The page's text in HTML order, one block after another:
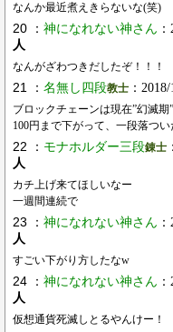
なんか最近煮えきらないな(笑)
20 ： 神になれない神さん
人
なんがざわつきだしたぞ！！！
21 ： 名無し四段教士 ：
ブロックチェーンは現在”幻滅期
100円まで下がって、一段落つい
22 ： モナホルダー三段錬士
人
カチ上げ来てほしいなー
一週間連続で
23 ： 神になれない神さん
人
すごい下がり方したなw
24 ： 神になれない神さん
人
仮想通貨死滅しとるやんけー！